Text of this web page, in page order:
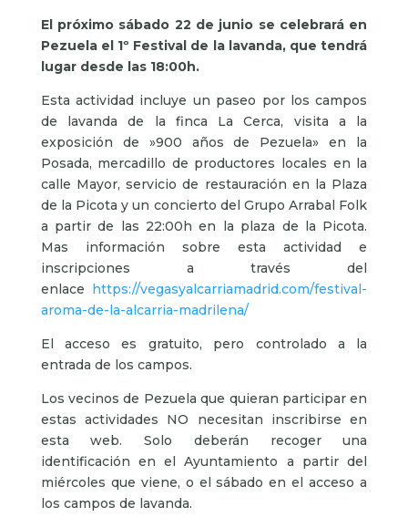
El próximo sábado 22 de junio se celebrará en
Pezuela el 1º Festival de la lavanda, que tendrá
lugar desde las 18:00h.
Esta actividad incluye un paseo por los campos
de lavanda de la finca La Cerca, visita a la
exposición de »900 años de Pezuela» en la
Posada, mercadillo de productores locales en la
calle Mayor, servicio de restauración en la Plaza
de la Picota y un concierto del Grupo Arrabal Folk
a partir de las 22:00h en la plaza de la Picota.
Mas información sobre esta actividad e
inscripciones a través del
enlace https://vegasyalcarriamadrid.com/festival-
aroma-de-la-alcarria-madrilena/
El acceso es gratuito, pero controlado a la
entrada de los campos.
Los vecinos de Pezuela que quieran participar en
estas actividades NO necesitan inscribirse en
esta web. Solo deberán recoger una
identificación en el Ayuntamiento a partir del
miércoles que viene, o el sábado en el acceso a
los campos de lavanda.